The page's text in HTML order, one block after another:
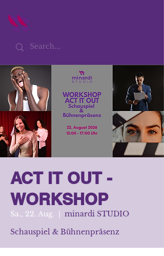
ACT IT OUT -
WORKSHOP
Sa., 22. Aug.
minardi STUDIO
Schauspiel & Bühnenpräsenz